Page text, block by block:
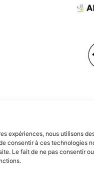
expériences, nous utilisons
consentir à ces technologies
Le fait de ne pas consentir